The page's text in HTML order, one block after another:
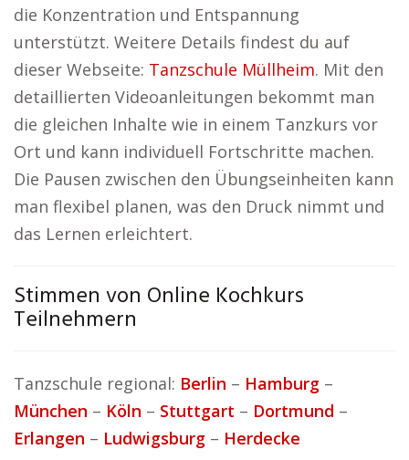
die Konzentration und Entspannung
unterstützt. Weitere Details findest du auf
dieser Webseite: Tanzschule Müllheim. Mit den
detaillierten Videoanleitungen bekommt man
die gleichen Inhalte wie in einem Tanzkurs vor
Ort und kann individuell Fortschritte machen.
Die Pausen zwischen den Übungseinheiten kann
man flexibel planen, was den Druck nimmt und
das Lernen erleichtert.
Stimmen von Online Kochkurs
Teilnehmern
Tanzschule regional: Berlin – Hamburg –
München – Köln – Stuttgart – Dortmund –
Erlangen – Ludwigsburg – Herdecke